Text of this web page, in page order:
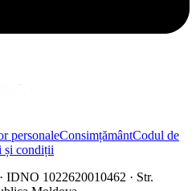
personaleConsimțământCodul de
și condiții
IDNO 1022620010462 · Str.